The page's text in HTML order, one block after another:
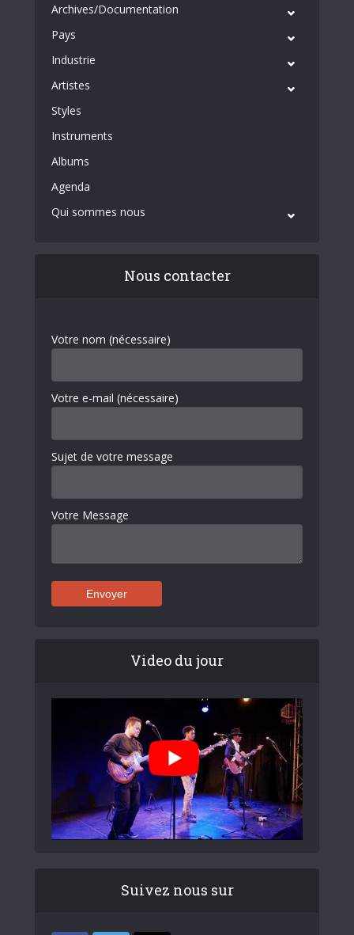
Archives/Documentation
Pays
Industrie
Artistes
Styles
Instruments
Albums
Agenda
Qui sommes nous
Nous contacter
Votre nom (nécessaire)
Votre e-mail (nécessaire)
Sujet de votre message
Votre Message
Video du jour
Suivez nous sur